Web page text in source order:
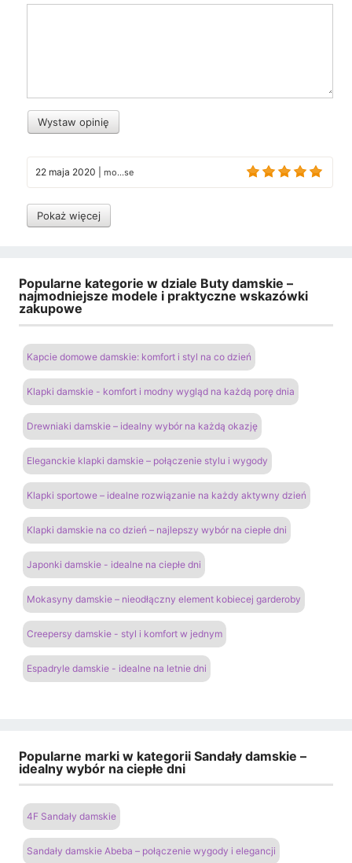
Wystaw opinię
22 maja 2020 mo...se
Pokaż więcej
Popularne kategorie w dziale Buty damskie –
najmodniejsze modele i praktyczne wskazówki
zakupowe
Kapcie domowe damskie: komfort i styl na co dzień
Klapki damskie - komfort i modny wygląd na każdą porę dnia
Drewniaki damskie – idealny wybór na każdą okazję
Eleganckie klapki damskie – połączenie stylu i wygody
Klapki sportowe – idealne rozwiązanie na każdy aktywny dzień
Klapki damskie na co dzień – najlepszy wybór na ciepłe dni
Japonki damskie - idealne na ciepłe dni
Mokasyny damskie – nieodłączny element kobiecej garderoby
Creepersy damskie - styl i komfort w jednym
Espadryle damskie - idealne na letnie dni
Popularne marki w kategorii Sandały damskie –
idealny wybór na ciepłe dni
4F Sandały damskie
Sandały damskie Abeba – połączenie wygody i elegancji